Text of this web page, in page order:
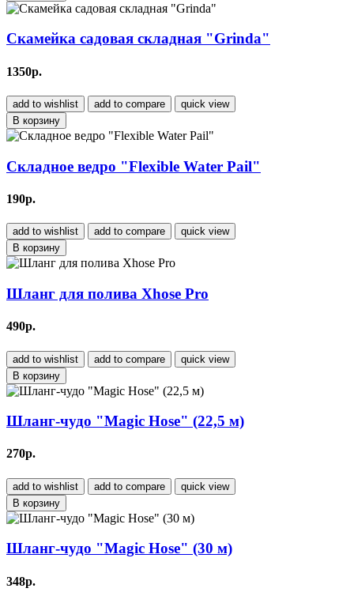
Скамейка садовая складная "Grinda"
1350р.
add to wishlist add to compare
quick view
В корзину
Складное ведро "Flexible Water Pail"
190р.
add to wishlist add to compare
quick view
В корзину
Шланг для полива Xhose Pro
490р.
add to wishlist add to compare
quick view
В корзину
Шланг-чудо "Magic Hose" (22,5 м)
270р.
add to wishlist add to compare
quick view
В корзину
Шланг-чудо "Magic Hose" (30 м)
348р.